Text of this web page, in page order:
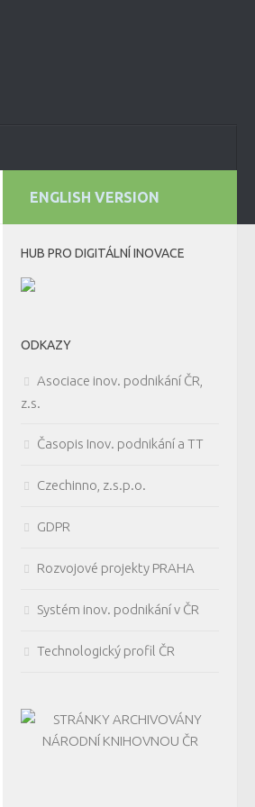
ENGLISH VERSION
HUB PRO DIGITÁLNÍ INOVACE
ODKAZY
Asociace inov. podnikání ČR,
z.s.
Časopis Inov. podnikání a TT
Czechinno, z.s.p.o.
GDPR
Rozvojové projekty PRAHA
Systém inov. podnikání v ČR
Technologický profil ČR